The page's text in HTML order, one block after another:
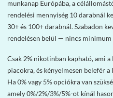
munkanap Európába, a
rendelési mennyiség 10 darabnál
30+ és 100+ darabnál. Szabadon
rendelésen belül — nincs minimum
Csak 2% nikotinban kapható, ami a
piacokra, és kényelmesen belefér
Ha 0% vagy 5% opciókra van
amely 0%/2%/3%/5%-ot kínál